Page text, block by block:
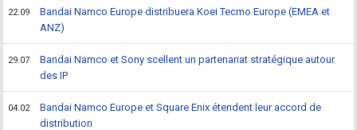
22.09
Bandai Namco Europe distribuera Koei Tecmo Europe (EMEA et
ANZ)
29.07
Bandai Namco et Sony scellent un partenariat stratégique autour
des IP
04.02
Bandai Namco Europe et Square Enix étendent leur accord de
distribution